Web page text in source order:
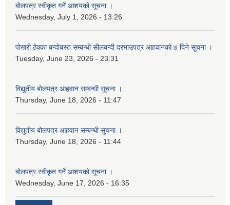
बोलपत्र स्वीकृत गर्ने आशयको सूचना ।
Wednesday, July 1, 2026 - 13:26
पोखरी ठेक्का बन्दोबस्त सम्बन्धी सीलबन्दी दरभाउपत्र आहवानको ७ दिने सूचना ।
Tuesday, June 23, 2026 - 23:31
विद्युतीय बोलपत्र आहवान सम्बन्धी सूचना ।
Thursday, June 18, 2026 - 11:47
विद्युतीय बोलपत्र आहवान सम्बन्धी सुचना ।
Thursday, June 18, 2026 - 11:44
बोलपत्र स्वीकृत गर्ने आशयको सूचना ।
Wednesday, June 17, 2026 - 16:35